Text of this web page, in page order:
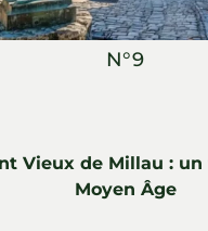
N°9
Vieux de Millau :
Moyen Âge